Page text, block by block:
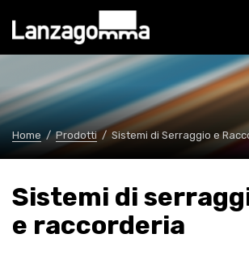
Home / Prodotti / Sistemi di Serraggio e
Sistemi di
e raccorderia